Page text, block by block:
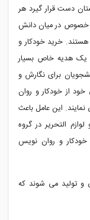
دست قرار گیرد هر
خصوص در میان دانش
هستند. خرید خودکار و
یک هدیه خاص بسیار
برای نگارش و
از خودکار و روان
این عامل باعث
التحریر در گروه
و روان نویس
و تولید می شوند که